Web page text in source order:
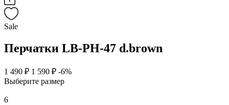
Sale
Перчатки LB-PH-47 d.brown
1 490 ₽ 1 590 ₽ -6%
Выберите размер
6